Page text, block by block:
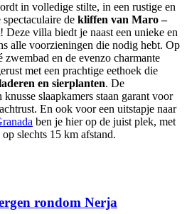
in volledige stilte, in een rustige en
de kliffen van Maro –
Deze villa biedt je naast een unieke en
alle voorzieningen die nodig hebt. Op
zwembad en de evenzo charmante
met een prachtige eethoek die
en sierplanten. De
slaapkamers staan garant voor
En ook voor een uitstapje naar
ben je hier op de juist plek, met
op slechts 15 km afstand.
rondom Nerja